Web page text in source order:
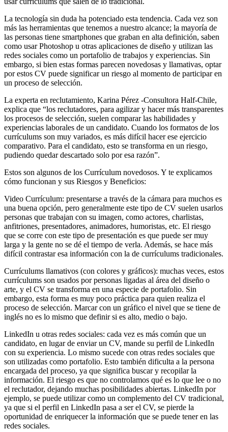
La tecnología sin duda ha potenciado esta tendencia. Cada vez son
más las herramientas que tenemos a nuestro alcance; la mayoría de
las personas tiene smartphones que graban en alta definición, saben
como usar Photoshop u otras aplicaciones de diseño y utilizan las
redes sociales como un portafolio de trabajos y experiencias. Sin
embargo, si bien estas formas parecen novedosas y llamativas, optar
por estos CV puede significar un riesgo al momento de participar en
un proceso de selección.
La experta en reclutamiento, Karina Pérez -Consultora Half-Chile,
explica que “los reclutadores, para agilizar y hacer más transparentes
los procesos de selección, suelen comparar las habilidades y
experiencias laborales de un candidato. Cuando los formatos de los
currículums son muy variados, es más difícil hacer ese ejercicio
comparativo. Para el candidato, esto se transforma en un riesgo,
pudiendo quedar descartado solo por esa razón”.
Estos son algunos de los Currículum novedosos. Y te explicamos
cómo funcionan y sus Riesgos y Beneficios:
Video Currículum: presentarse a través de la cámara para muchos es
una buena opción, pero generalmente este tipo de CV suelen usarlos
personas que trabajan con su imagen, como actores, charlistas,
anfitriones, presentadores, animadores, humoristas, etc. El riesgo
que se corre con este tipo de presentación es que puede ser muy
larga y la gente no se dé el tiempo de verla. Además, se hace más
difícil contrastar esa información con la de currículums tradicionales.
Currículums llamativos (con colores y gráficos): muchas veces, estos
currículums son usados por personas ligadas al área del diseño o
arte, y el CV se transforma en una especie de portafolio. Sin
embargo, esta forma es muy poco práctica para quien realiza el
proceso de selección. Marcar con un gráfico el nivel que se tiene de
inglés no es lo mismo que definir si es alto, medio o bajo.
LinkedIn u otras redes sociales: cada vez es más común que un
candidato, en lugar de enviar un CV, mande su perfil de LinkedIn
con su experiencia. Lo mismo sucede con otras redes sociales que
son utilizadas como portafolio. Esto también dificulta a la persona
encargada del proceso, ya que significa buscar y recopilar la
información. El riesgo es que no controlamos qué es lo que lee o no
el reclutador, dejando muchas posibilidades abiertas. LinkedIn por
ejemplo, se puede utilizar como un complemento del CV tradicional,
ya que si el perfil en LinkedIn pasa a ser el CV, se pierde la
oportunidad de enriquecer la información que se puede tener en las
redes sociales.